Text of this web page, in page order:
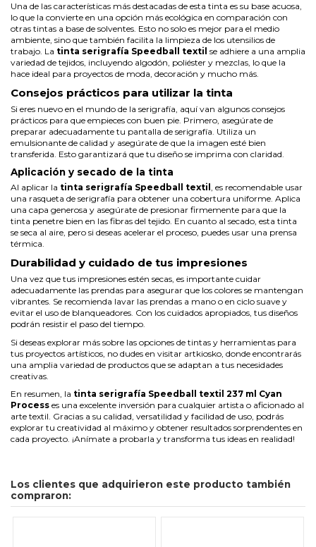
Una de las características más destacadas de esta tinta es su base acuosa,
lo que la convierte en una opción más ecológica en comparación con
otras tintas a base de solventes. Esto no solo es mejor para el medio
ambiente, sino que también facilita la limpieza de los utensilios de
trabajo. La tinta serigrafía Speedball textil se adhiere a una amplia
variedad de tejidos, incluyendo algodón, poliéster y mezclas, lo que la
hace ideal para proyectos de moda, decoración y mucho más.
Consejos prácticos para utilizar la tinta
Si eres nuevo en el mundo de la serigrafía, aquí van algunos consejos
prácticos para que empieces con buen pie. Primero, asegúrate de
preparar adecuadamente tu pantalla de serigrafía. Utiliza un
emulsionante de calidad y asegúrate de que la imagen esté bien
transferida. Esto garantizará que tu diseño se imprima con claridad.
Aplicación y secado de la tinta
Al aplicar la tinta serigrafía Speedball textil , es recomendable usar
una rasqueta de serigrafía para obtener una cobertura uniforme. Aplica
una capa generosa y asegúrate de presionar firmemente para que la
tinta penetre bien en las fibras del tejido. En cuanto al secado, esta tinta
se seca al aire, pero si deseas acelerar el proceso, puedes usar una prensa
térmica.
Durabilidad y cuidado de tus impresiones
Una vez que tus impresiones estén secas, es importante cuidar
adecuadamente las prendas para asegurar que los colores se mantengan
vibrantes. Se recomienda lavar las prendas a mano o en ciclo suave y
evitar el uso de blanqueadores. Con los cuidados apropiados, tus diseños
podrán resistir el paso del tiempo.
Si deseas explorar más sobre las opciones de tintas y herramientas para
tus proyectos artísticos, no dudes en visitar artkiosko , donde encontrarás
una amplia variedad de productos que se adaptan a tus necesidades
creativas.
En resumen, la tinta serigrafía Speedball textil 237 ml Cyan
Process es una excelente inversión para cualquier artista o aficionado al
arte textil. Gracias a su calidad, versatilidad y facilidad de uso, podrás
explorar tu creatividad al máximo y obtener resultados sorprendentes en
cada proyecto. ¡Anímate a probarla y transforma tus ideas en realidad!
Los clientes que adquirieron este producto también
compraron: